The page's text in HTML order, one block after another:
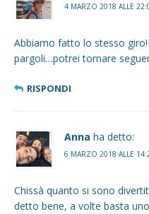
4 MARZO 2018 ALLE
Abbiamo fatto lo stesso
pargoli…potrei tornare
RISPONDI
Anna ha detto:
6 MARZO 2018 ALLE
Chissà quanto si sono
detto bene, a volte basta